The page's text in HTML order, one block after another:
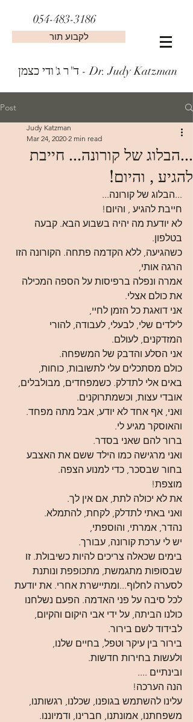
054-483-3186
לקבוע תור
ד"ר ג'ודי כצמן - Dr. Judy Katzman
Post
...הבלוג של קורונה... חייבת
להגיע , והיום!
Judy Katzman
Mar 24, 2020 2 min read
...הבלוג של קורונה...
חייבת להגיע , והיום!
לא יודעת מה יהיה בשבוע הבא. קבעה
בטלפון.
כשהגיעה, ללא הקדמה פתחה. הקורונה הזו
הרגה אותי,
אמרה ונפלה ברפיסות על הספה המכילה
את כולם אצלי.
אני דואגת כל הזמן לחיי,
לילדים שלי, לבעלי, לעבודה, להורי
המזדקנים, לעולם.
אני הסלע והדבק של המשפחה.
כולם מסתכלים עלי לתשובות, כוחות,
באים אלי לתדלק. כשמפחדים, מבולבלים,
אובדי עצות, וכשמתרוקנים.
ואני, אף אחד לא יודע, אבל מתה מפחד.
והאוסקר מגיע לי.
ברור להם שאני בסדר.
ואני מרגישה כמו הילד ששם את האצבע
בחור שבסכר, כדי למנוע הצפה.
מוצפת!
את לא יכולה לתת, אם אין לך.
ואני באתי לתדלק, לקחת, להתמלא.
נהדר, אמרתי, והוספתי,
יש לי ערכת קורונה, עבורך.
בימים שכאלה צריכים להיות כשיבולת. זו
שבסופות מתגמשת, מתכופפת ונותנת
לסערה לחלוף...ומתיישרת אחרי. את יודעת
לכל סיבה על פני האדמה. הפעם נשלחנו
כולנו הביתה, על ידי אבי היקום והקיום,
לבידוד לשם בירור.
בירור בין עיקר וטפל, בחיים שלנו,
ולעשות בחירות חדשות.
ובינתיים ....
הנה הערכה!
עלינו להשתמש בגופנו, שכלנו, רגשותנו,
משפחתנו, אמונתנו, חברינו, ודמיוננו.